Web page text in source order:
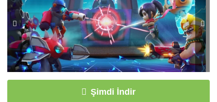
Şimdi İndir